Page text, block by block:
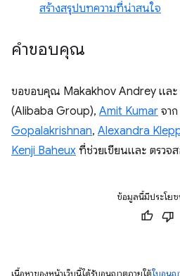
สร้างสรุปบทความที่น่าสนใจ
คำขอบคุณ
ขอขอบคุณ Makakhov Andrey และ
(Alibaba Group), Amit Kumar จา
Gopalakrishnan, Alexandra
Kenji Baheux ที่ช่วยเขียนและ ตรวจ
ข้อมูลนี้มีประโย
เนื้อหาของหน้าเว็บนี้ได้รับอนุญาตภายใต้ใบอนุญ